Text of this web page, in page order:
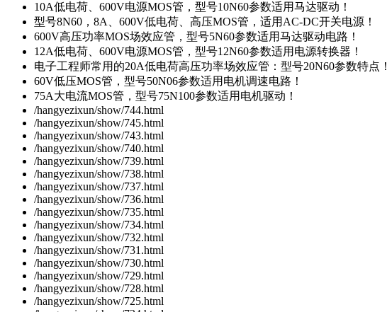
10A低电荷、600V电源MOS管，型号10N60参数适用马达驱动！
型号8N60，8A、600V低电荷、高压MOS管，适用AC-DC开关电源！
600V高压功率MOS场效应管，型号5N60参数适用马达驱动电路！
12A低电荷、600V电源MOS管，型号12N60参数适用电源转换器！
电子工程师常用的20A低电荷高压功率场效应管：型号20N60参数特点！
60V低压MOS管，型号50N06参数适用电机调速电路！
75A大电流MOS管，型号75N100参数适用电机驱动！
/hangyezixun/show/744.html
/hangyezixun/show/745.html
/hangyezixun/show/743.html
/hangyezixun/show/740.html
/hangyezixun/show/739.html
/hangyezixun/show/738.html
/hangyezixun/show/737.html
/hangyezixun/show/736.html
/hangyezixun/show/735.html
/hangyezixun/show/734.html
/hangyezixun/show/732.html
/hangyezixun/show/731.html
/hangyezixun/show/730.html
/hangyezixun/show/729.html
/hangyezixun/show/728.html
/hangyezixun/show/725.html